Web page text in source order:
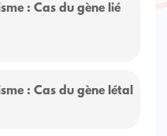
: Cas du gène lié
: Cas du gène létal